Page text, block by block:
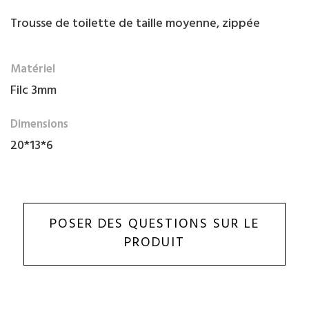
Trousse de toilette de taille moyenne, zippée
Matériel
Filc 3mm
Dimensions
20*13*6
POSER DES QUESTIONS SUR LE
PRODUIT